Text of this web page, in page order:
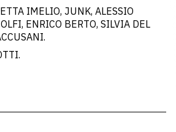
IMELIO, JUNK, ALESSIO
ENRICO BERTO, SILVIA DEL